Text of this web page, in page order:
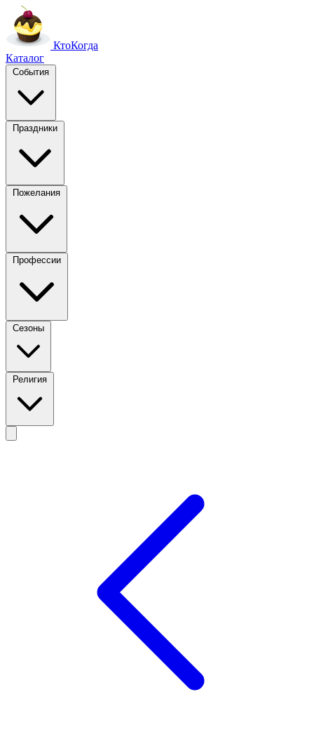
КтоКогда
Каталог
События
Праздники
Пожелания
Профессии
Сезоны
Религия